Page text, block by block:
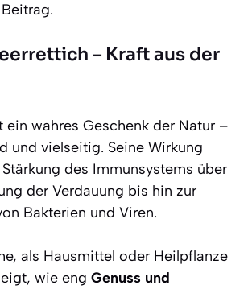
– Kraft aus der
ein wahres Geschenk der Natur –
und vielseitig. Seine Wirkung
des Immunsystems über
der Verdauung bis hin zur
Bakterien und Viren.
als Hausmittel oder Heilpflanze
wie eng Genuss und